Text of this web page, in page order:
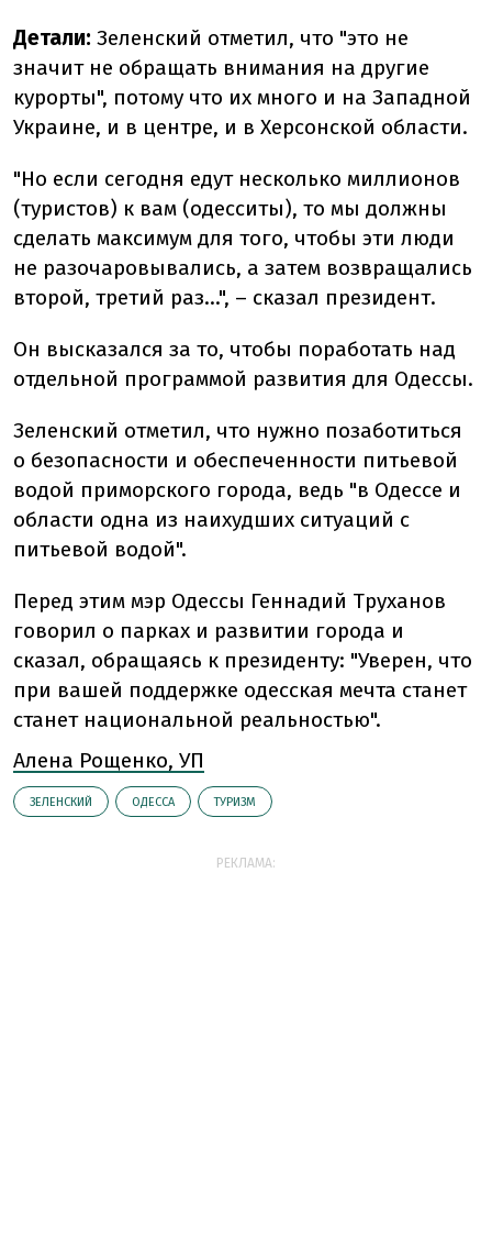
Детали: Зеленский отметил, что "это не
значит не обращать внимания на другие
курорты", потому что их много и на Западной
Украине, и в центре, и в Херсонской области.
"Но если сегодня едут несколько миллионов
(туристов) к вам (одесситы), то мы должны
сделать максимум для того, чтобы эти люди
не разочаровывались, а затем возвращались
второй, третий раз...", – сказал президент.
Он высказался за то, чтобы поработать над
отдельной программой развития для Одессы.
Зеленский отметил, что нужно позаботиться
о безопасности и обеспеченности питьевой
водой приморского города, ведь "в Одессе и
области одна из наихудших ситуаций с
питьевой водой".
Перед этим мэр Одессы Геннадий Труханов
говорил о парках и развитии города и
сказал, обращаясь к президенту: "Уверен, что
при вашей поддержке одесская мечта станет
станет национальной реальностью".
Алена Рощенко, УП
ЗЕЛЕНСКИЙ ОДЕССА ТУРИЗМ
РЕКЛАМА: